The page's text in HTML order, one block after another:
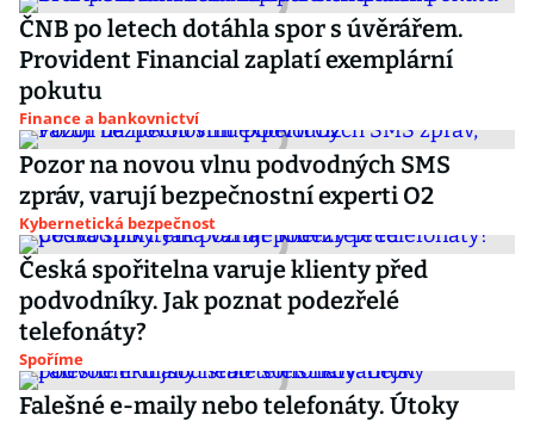
ČNB po letech dotáhla spor s úvěrářem.
Provident Financial zaplatí exemplární
pokutu
Finance a bankovnictví
Pozor na novou vlnu podvodných SMS
zpráv, varují bezpečnostní experti O2
Kybernetická bezpečnost
Česká spořitelna varuje klienty před
podvodníky. Jak poznat podezřelé
telefonáty?
Spoříme
Falešné e-maily nebo telefonáty. Útoky